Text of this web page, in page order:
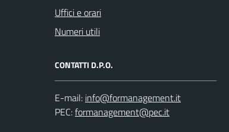
Uffici e orari
Numeri utili
CONTATTI D.P.O.
E-mail:
PEC: